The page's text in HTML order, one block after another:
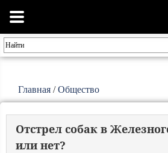
Главная /Общество
Отстрел собак в
или нет?